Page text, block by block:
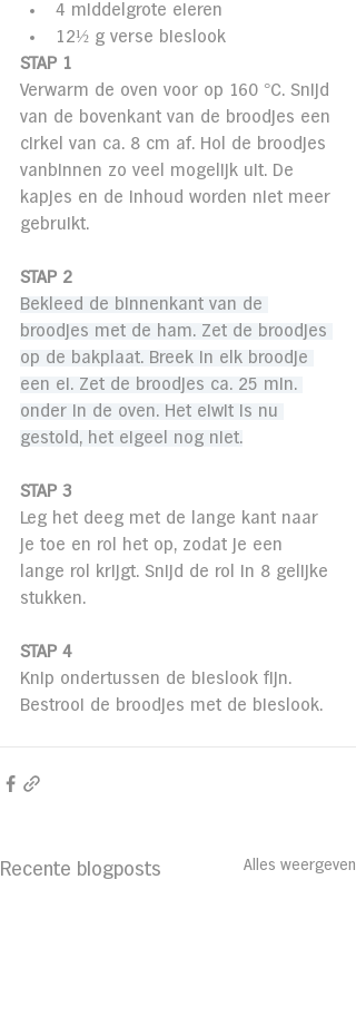
4 middelgrote eieren
12½ g verse bieslook
STAP 1
Verwarm de oven voor op 160 °C. Snijd
van de bovenkant van de broodjes een
cirkel van ca. 8 cm af. Hol de broodjes
vanbinnen zo veel mogelijk uit. De
kapjes en de inhoud worden niet meer
gebruikt.
STAP 2
Bekleed de binnenkant van de
broodjes met de ham. Zet de broodjes
op de bakplaat. Breek in elk broodje
een ei. Zet de broodjes ca. 25 min.
onder in de oven. Het eiwit is nu
gestold, het eigeel nog niet.
STAP 3
Leg het deeg met de lange kant naar
je toe en rol het op, zodat je een
lange rol krijgt. Snijd de rol in 8 gelijke
stukken.
STAP 4
Knip ondertussen de bieslook fijn.
Bestrooi de broodjes met de bieslook.
Recente blogposts Alles weergeven